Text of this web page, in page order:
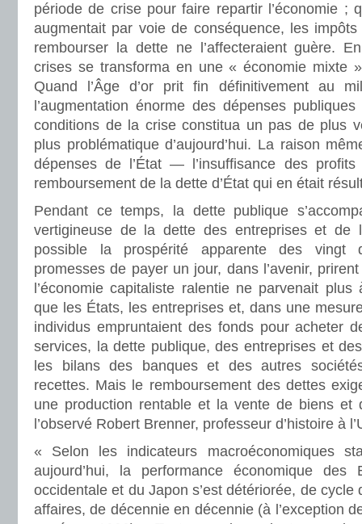
période de crise pour faire repartir l’économie ;
augmentait par voie de conséquence, les
rembourser la dette ne l’affecteraient guère.
crises se transforma en une « économie mixte
Quand l’Âge d’or prit fin définitivement au
l’augmentation énorme des dépenses
conditions de la crise constitua un pas de plus
plus problématique d’aujourd’hui. La raison
dépenses de l’État — l’insuffisance des
remboursement de la dette d’État qui en était
Pendant ce temps, la dette publique
vertigineuse de la dette des entreprises et de
possible la prospérité apparente des vingt
promesses de payer un jour, dans l’avenir,
l’économie capitaliste ralentie ne parvenait
que les États, les entreprises et, dans une
individus empruntaient des fonds pour acheter
services, la dette publique, des entreprises et
les bilans des banques et des autres
recettes. Mais le remboursement des dettes
une production rentable et la vente de biens et
l’observé Robert Brenner, professeur d’histoire à
« Selon les indicateurs macroéconomiques
aujourd’hui, la performance économique des
occidentale et du Japon s’est détériorée, de
affaires, de décennie en décennie (à l’exception